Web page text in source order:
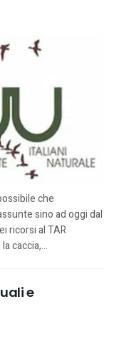
che
sino ad oggi dal
ricorsi al TAR
caccia,...
e